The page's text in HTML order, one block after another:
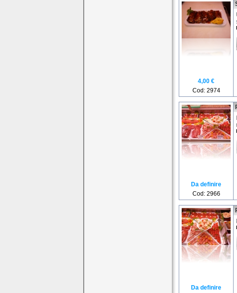
4,00 €
Cod: 2974
Da definire
Cod: 2966
Da definire